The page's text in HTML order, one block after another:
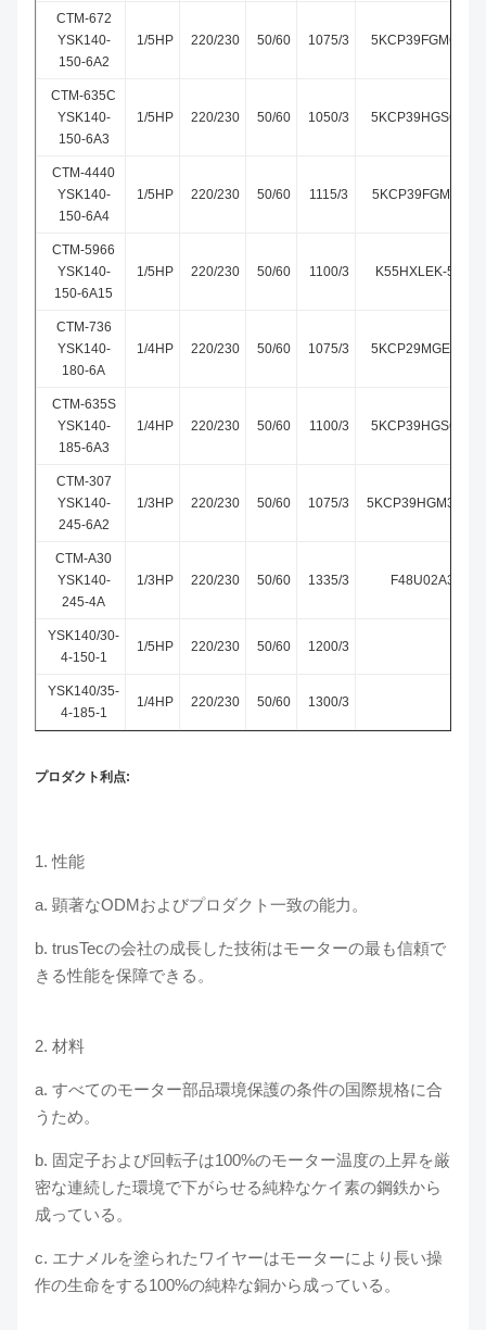
CTM-672
YSK140-
150-6A2
1/5HP 220/230 50/60 1075/3 5KCP39FGM672S
CTM-635C
YSK140-
150-6A3
1/5HP 220/230 50/60 1050/3 5KCP39HGS635C
CTM-4440
YSK140-
150-6A4
1/5HP 220/230 50/60 1115/3 5KCP39FGM4440
CTM-5966
YSK140-
150-6A15
1/5HP 220/230 50/60 1100/3 K55HXLEK-5966
CTM-736
YSK140-
180-6A
1/4HP 220/230 50/60 1075/3 5KCP29MGE736S
CTM-635S
YSK140-
185-6A3
1/4HP 220/230 50/60 1100/3 5KCP39HGS635S
CTM-307
YSK140-
245-6A2
1/3HP 220/230 50/60 1075/3 5KCP39HGM307AT
CTM-A30
YSK140-
245-4A
1/3HP 220/230 50/60 1335/3 F48U02A30
YSK140/30-
4-150-1
1/5HP 220/230 50/60 1200/3
YSK140/35-
4-185-1
1/4HP 220/230 50/60 1300/3
プロダクト利点:
1. 性能
a. 顕著なODMおよびプロダクト一致の能力。
b. trusTecの会社の成長した技術はモーターの最も信頼で
きる性能を保障できる。
2. 材料
a. すべてのモーター部品環境保護の条件の国際規格に合
うため。
b. 固定子および回転子は100%のモーター温度の上昇を厳
密な連続した環境で下がらせる純粋なケイ素の鋼鉄から
成っている。
c. エナメルを塗られたワイヤーはモーターにより長い操
作の生命をする100%の純粋な銅から成っている。